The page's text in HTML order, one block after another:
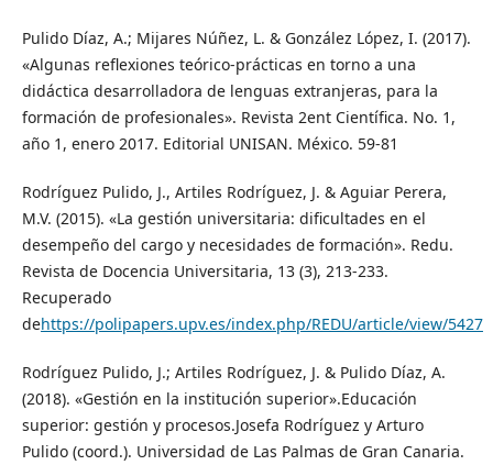
Pulido Díaz, A.; Mijares Núñez, L. & González López, I. (2017).
«Algunas reflexiones teórico-prácticas en torno a una
didáctica desarrolladora de lenguas extranjeras, para la
formación de profesionales». Revista 2ent Científica. No. 1,
año 1, enero 2017. Editorial UNISAN. México. 59-81
Rodríguez Pulido, J., Artiles Rodríguez, J. & Aguiar Perera,
M.V. (2015). «La gestión universitaria: dificultades en el
desempeño del cargo y necesidades de formación». Redu.
Revista de Docencia Universitaria, 13 (3), 213-233.
Recuperado
dehttps://polipapers.upv.es/index.php/REDU/article/view/5427
Rodríguez Pulido, J.; Artiles Rodríguez, J. & Pulido Díaz, A.
(2018). «Gestión en la institución superior».Educación
superior: gestión y procesos.Josefa Rodríguez y Arturo
Pulido (coord.). Universidad de Las Palmas de Gran Canaria.